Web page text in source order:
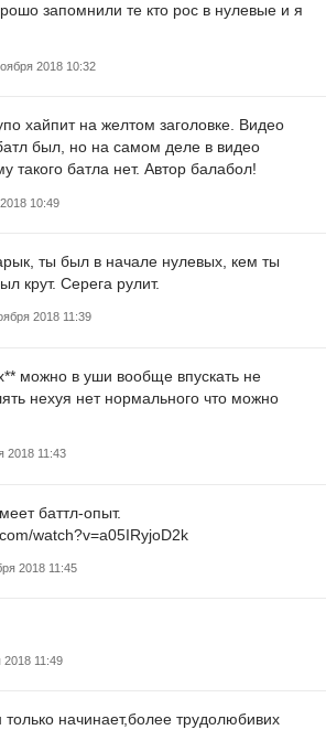
запомнили те кто рос в нулевые и я
2018 10:32
хайпит на желтом заголовке. Видео
был, но на самом деле в видео
такого батла нет. Автор балабол!
10:49
ты был в начале нулевых, кем ты
крут. Серега рулит.
2018 11:39
можно в уши вообще впускать не
нехуя нет нормального что можно
2018 11:43
баттл-опыт.
watch?v=a05IRyjoD2k
2018 11:45
2018 11:49
начинает,более трудолюбивих